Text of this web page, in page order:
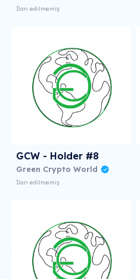
İlan edilmemiş
GCW - Holder #8
Green Crypto World
İlan edilmemiş